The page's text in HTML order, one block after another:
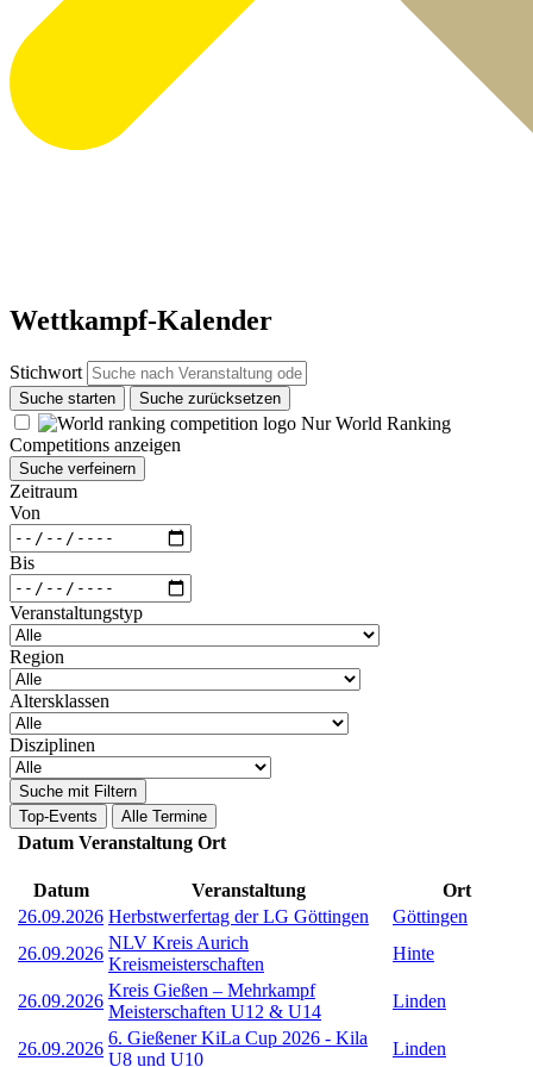
Wettkampf-Kalender
Stichwort
Suche starten Suche zurücksetzen
Nur World Ranking
Competitions anzeigen
Suche verfeinern
Zeitraum
Von
Bis
Veranstaltungstyp
Region
Altersklassen
Disziplinen
Suche mit Filtern
Top-Events
Alle Termine
Datum Veranstaltung Ort
Datum Veranstaltung
Ort
26.09.2026 Herbstwerfertag der LG Göttingen
Göttingen
26.09.2026
NLV Kreis Aurich
Kreismeisterschaften
Hinte
26.09.2026
Kreis Gießen – Mehrkampf
Meisterschaften U12 & U14
Linden
26.09.2026
6. Gießener KiLa Cup 2026 - Kila
U8 und U10
Linden